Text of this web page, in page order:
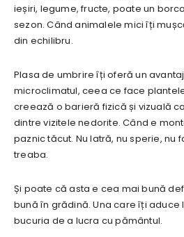
ieșiri, legume, fructe, poate un
sezon. Când animalele mici îți
din echilibru.
Plasa de umbrire îți oferă un
microclimatul, ceea ce face
creează o barieră fizică și vizuală
dintre vizitele nedorite. Când e
paznic tăcut. Nu latră, nu sperie, nu
treaba.
Și poate că asta e cea mai bună
bună în grădină. Una care îți aduce
bucuria de a lucra cu pământul.